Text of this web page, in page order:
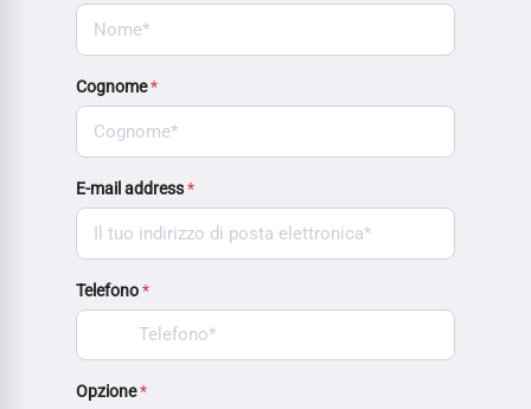
Cognome*
E-mail address*
Telefono*
Opzione*